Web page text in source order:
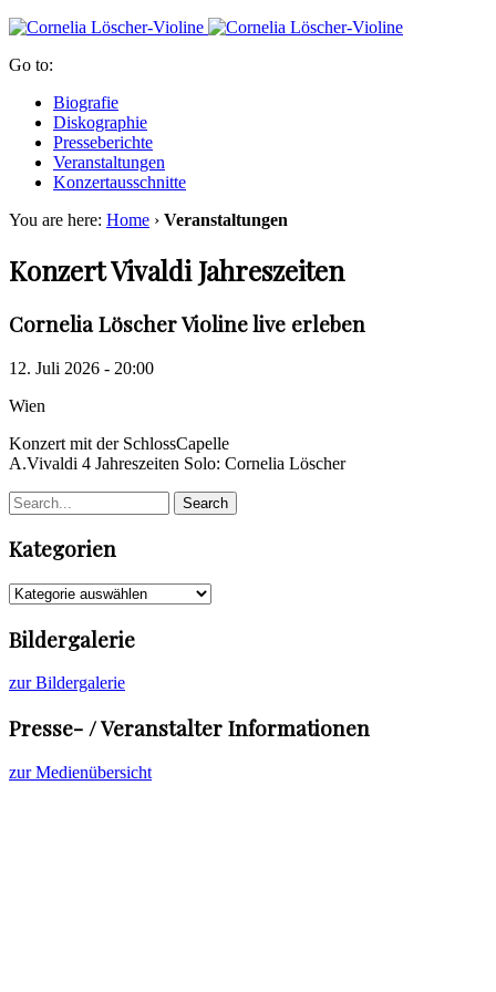
Go to:
Biografie
Diskographie
Presseberichte
Veranstaltungen
Konzertausschnitte
You are here: Home › Veranstaltungen
Konzert Vivaldi Jahreszeiten
Cornelia Löscher Violine live erleben
12. Juli 2026 - 20:00
Wien
Konzert mit der SchlossCapelle
A.Vivaldi 4 Jahreszeiten Solo: Cornelia Löscher
Kategorien
Kategorien
Bildergalerie
zur Bildergalerie
Presse- / Veranstalter Informationen
zur Medienübersicht